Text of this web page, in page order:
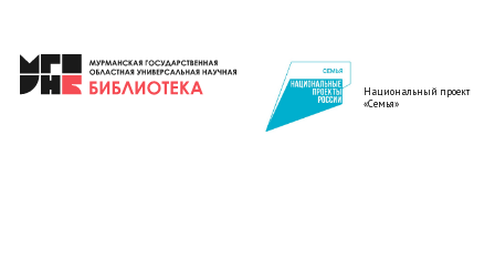
Национальный проект
«Семья»